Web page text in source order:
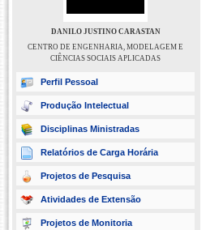
DANILO JUSTINO CARASTAN
CENTRO DE ENGENHARIA, MODELAGEM E
CIÊNCIAS SOCIAIS APLICADAS
Perfil Pessoal
Produção Intelectual
Disciplinas Ministradas
Relatórios de Carga Horária
Projetos de Pesquisa
Atividades de Extensão
Projetos de Monitoria